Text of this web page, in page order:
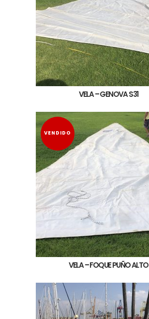
VELA – GENOVA S31
VENDIDO
VELA – FOQUE PUÑO ALTO